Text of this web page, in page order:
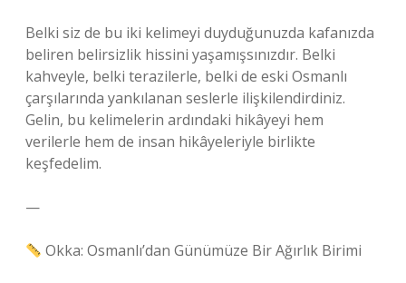
Belki siz de bu iki kelimeyi duyduğunuzda kafanızda
beliren belirsizlik hissini yaşamışsınızdır. Belki
kahveyle, belki terazilerle, belki de eski Osmanlı
çarşılarında yankılanan seslerle ilişkilendirdiniz.
Gelin, bu kelimelerin ardındaki hikâyeyi hem
verilerle hem de insan hikâyeleriyle birlikte
keşfedelim.
—
Okka: Osmanlı’dan Günümüze Bir Ağırlık Birimi